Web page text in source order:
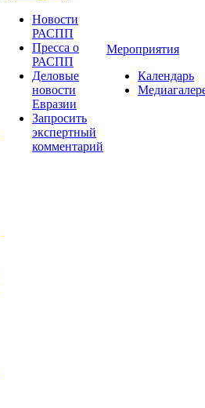
Новости
РАСПП
Пресса о
РАСПП
Деловые
новости
Евразии
Запросить
экспертный
комментарий
Мероприятия
Календарь